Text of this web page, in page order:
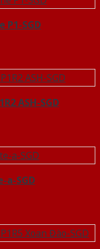
P1-SGD
ASH-SGD
a-SGD